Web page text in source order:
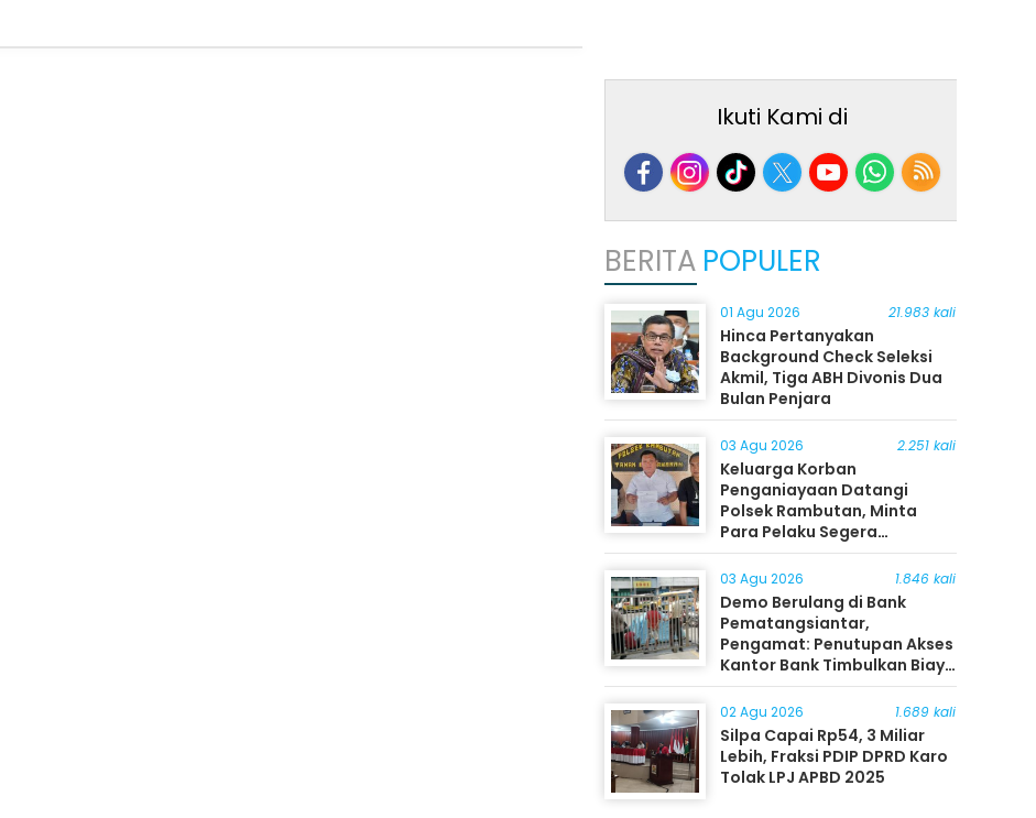
Ikuti Kami di
BERITA POPULER
01 Agu 2026 21.983 kali
Hinca Pertanyakan
Background Check Seleksi
Akmil, Tiga ABH Divonis Dua
Bulan Penjara
03 Agu 2026 2.251 kali
Keluarga Korban
Penganiayaan Datangi
Polsek Rambutan, Minta
Para Pelaku Segera
Ditangkap
03 Agu 2026 1.846 kali
Demo Berulang di Bank
Pematangsiantar,
Pengamat: Penutupan Akses
Kantor Bank Timbulkan Biaya
Ekonomi bagi Masyarakat
02 Agu 2026 1.689 kali
Silpa Capai Rp54, 3 Miliar
Lebih, Fraksi PDIP DPRD Karo
Tolak LPJ APBD 2025